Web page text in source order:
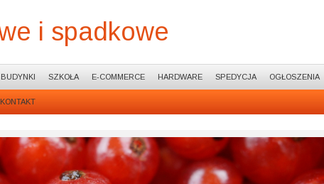
i spadkowe
BUDYNKI SZKOŁA E-COMMERCE HARDWARE SPEDYCJA OGŁOSZENIA
KONTAKT